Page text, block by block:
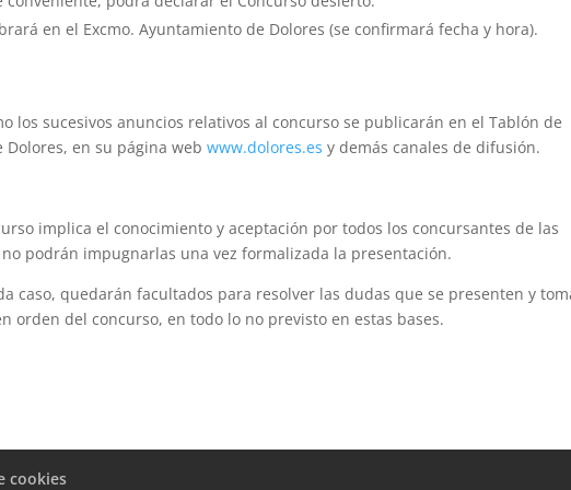
en el Excmo. Ayuntamiento de Dolores (se confirmará fecha y hora).
los sucesivos anuncios relativos al concurso se publicarán en el Tablón de
Dolores, en su página webwww.dolores.es y demás canales de difusión.
implica el conocimiento y aceptación por todos los concursantes de las
podrán impugnarlas una vez formalizada la presentación.
caso, quedarán facultados para resolver las dudas que se presenten y
orden del concurso, en todo lo no previsto en estas bases.
cookies